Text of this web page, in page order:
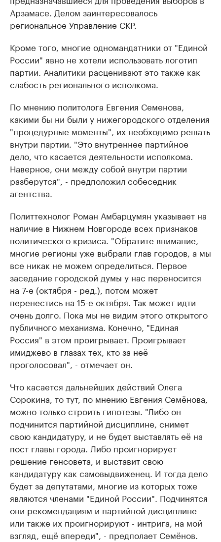
Арзамасе. Делом заинтересовалось
региональное Управление СКР.
Кроме того, многие одномандатники от "Единой
России" явно не хотели использовать логотип
партии. Аналитики расценивают это также как
слабость регионального исполкома.
По мнению политолога Евгения Семенова,
какими бы ни были у нижегородского отделения
"процедурные моменты", их необходимо решать
внутри партии. "Это внутреннее партийное
дело, что касается деятельности исполкома.
Наверное, они между собой внутри партии
разберутся", - предположил собеседник
агентства.
Политтехнолог Роман Амбарцумян указывает на
наличие в Нижнем Новгороде всех признаков
политического кризиса. "Обратите внимание,
многие регионы уже выбрали глав городов, а мы
все никак не можем определиться. Первое
заседание городской думы у нас переносится
на 7-е (октября - ред.), потом может
перенестись на 15-е октября. Так может идти
очень долго. Пока мы не видим этого открытого
публичного механизма. Конечно, "Единая
Россия" в этом проигрывает. Проигрывает
имиджево в глазах тех, кто за неё
проголосовал", - отмечает он.
Что касается дальнейших действий Олега
Сорокина, то тут, по мнению Евгения Семёнова,
можно только строить гипотезы. "Либо он
подчинится партийной дисциплине, снимет
свою кандидатуру, и не будет выставлять её на
пост главы города. Либо проигнорирует
решение генсовета, и выставит свою
кандидатуру как самовыдвиженец. И тогда дело
будет за депутатами, многие из которых тоже
являются членами "Единой России". Подчинятся
они рекомендациям и партийной дисциплине
или также их проигнорируют - интрига, на мой
взгляд, ещё впереди", - предполает Семёнов.